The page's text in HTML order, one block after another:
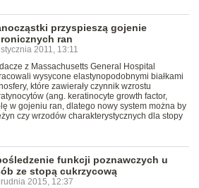
przyspieszą gojenie
ran
2011, 13:11
z Massachusetts General Hospital
wysycone elastynopodobnymi białkami
które zawierały czynnik wzrostu
(ang. keratinocyte growth factor,
w gojeniu ran, dlatego nowy system można by
czy wrzodów charakterystycznych dla stopy
funkcji poznawczych u
ze stopą cukrzycową
2015, 12:37